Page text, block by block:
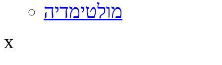
מולטימדיה
x